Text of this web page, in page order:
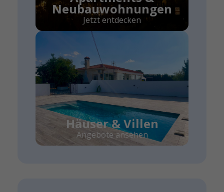
Neubauwohnungen
Jetzt entdecken
Häuser & Villen
Angebote ansehen